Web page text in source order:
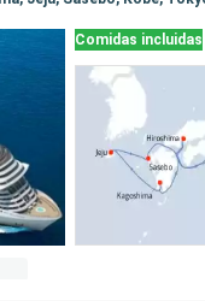
Comidas incluidas